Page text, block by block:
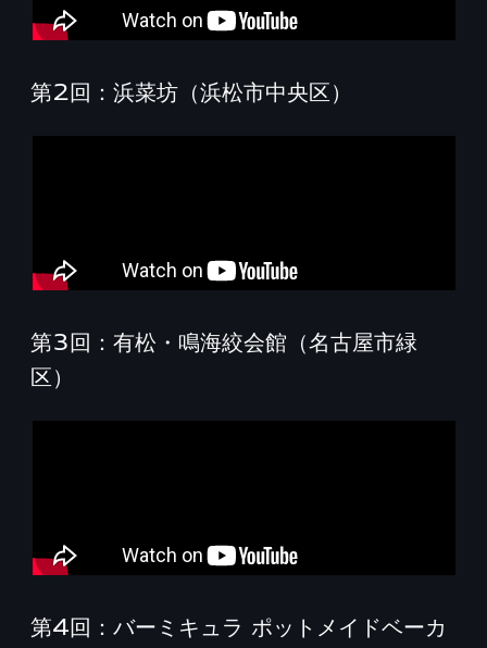
第2回：浜菜坊（浜松市中央区）
第3回：有松・鳴海絞会館（名古屋市緑
区）
第4回：バーミキュラ ポットメイドベーカ